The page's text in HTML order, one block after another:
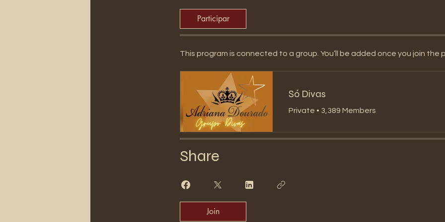
Participar
This program is connected to a group. You’ll be added once you join the
Só Divas
Private • 3,389 Members
Share
Join